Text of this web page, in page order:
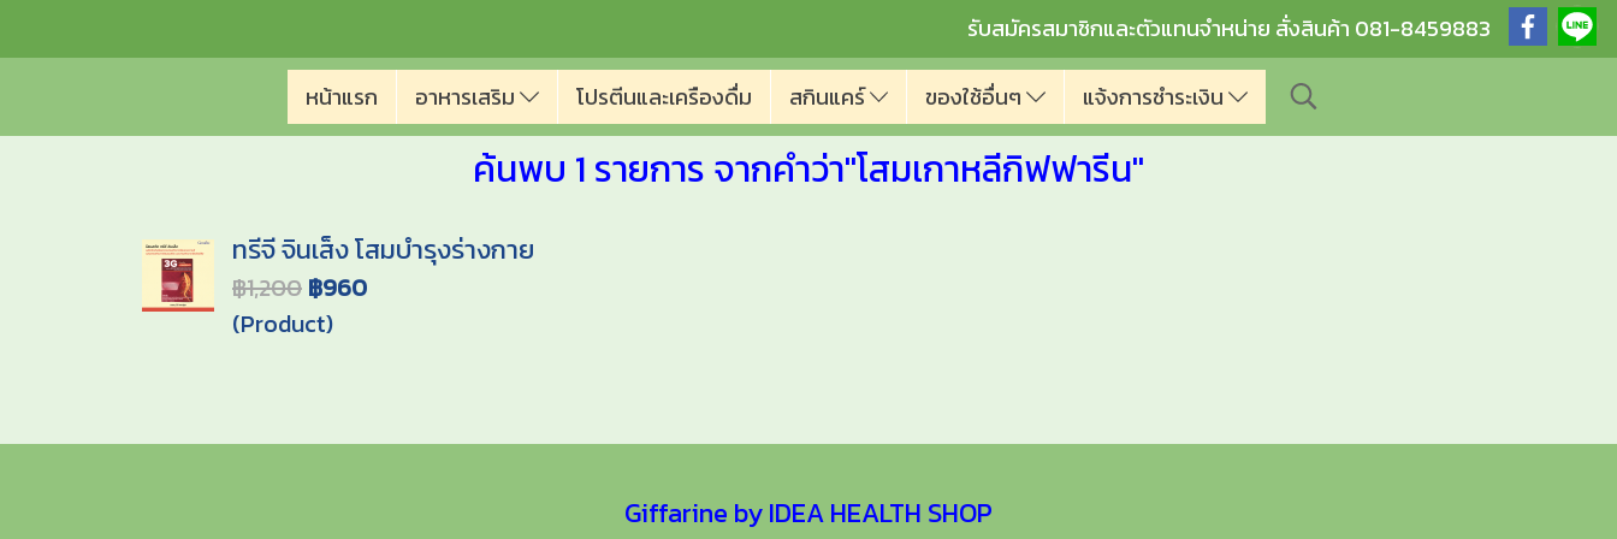
รับสมัครสมาชิกและตัวแทนจำหน่าย สั่งสินค้า 081-8459883
หน้าแรก อาหารเสริม โปรตีนและเครืองดื่ม สกินแคร์ ของใช้อื่นๆ แจ้งการชำระเงิน
ค้นพบ 1 รายการ จากคำว่า"โสมเกาหลีกิฟฟารีน"
ทรีจี จินเส็ง โสมบำรุงร่างกาย
฿1,200 ฿960
(Product)
Giffarine by IDEA HEALTH SHOP